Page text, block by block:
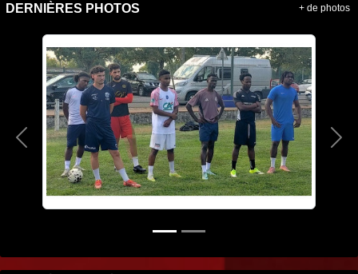
DERNIÈRES PHOTOS
Précedent
+ de photos